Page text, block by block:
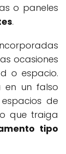
o paneles
.
ocasiones
o espacio.
en un falso
de
que traiga
tipo